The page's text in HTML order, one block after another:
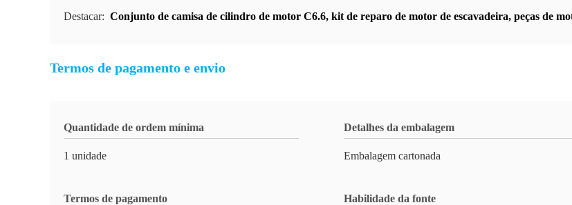
Destacar: Conjunto de camisa de cilindro de motor C6.6, kit de reparo de motor de escavadeira, peças de
Termos de pagamento e envio
Quantidade de ordem mínima
1 unidade
Detalhes da embalagem
Embalagem cartonada
Termos de pagamento Habilidade da fonte